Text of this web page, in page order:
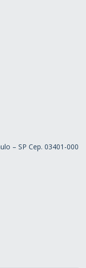
– SP Cep. 03401-000